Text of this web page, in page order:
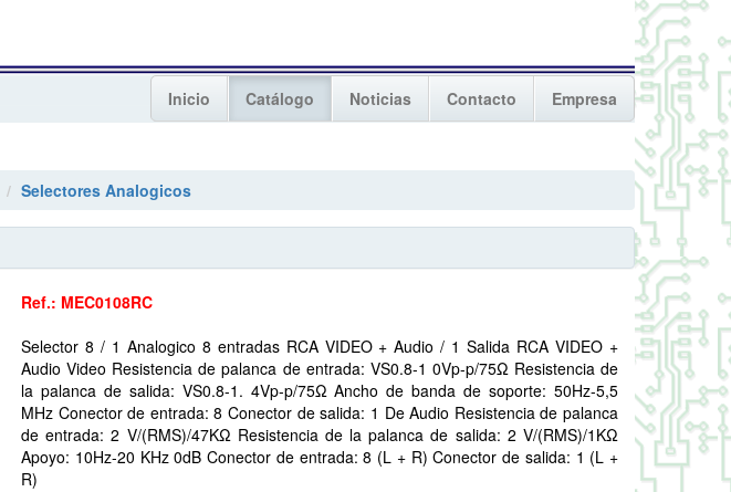
Inicio Catálogo Noticias Contacto
Empresa
Selectores Analogicos
Ref.: MEC0108RC
Selector 8 / 1 Analogico 8 entradas RCA VIDEO + Audio / 1 Salida RCA VIDEO +
Audio Video Resistencia de palanca de entrada: VS0.8-1 0Vp-p/75Ω Resistencia de
la palanca de salida: VS0.8-1. 4Vp-p/75Ω Ancho de banda de soporte: 50Hz-5,5
MHz Conector de entrada: 8 Conector de salida: 1 De Audio Resistencia de palanca
de entrada: 2 V/(RMS)/47KΩ Resistencia de la palanca de salida: 2 V/(RMS)/1KΩ
Apoyo: 10Hz-20 KHz 0dB Conector de entrada: 8 (L + R) Conector de salida: 1 (L +
R)